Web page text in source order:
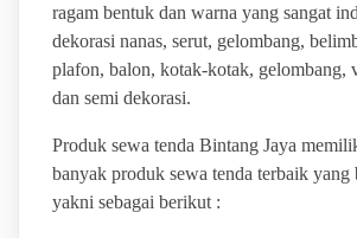
ragam bentuk dan warna yang sangat
dekorasi nanas, serut, gelombang,
plafon, balon, kotak-kotak, gelombang,
dan semi dekorasi.
Produk sewa tenda Bintang Jaya
banyak produk sewa tenda terbaik yang
yakni sebagai berikut :